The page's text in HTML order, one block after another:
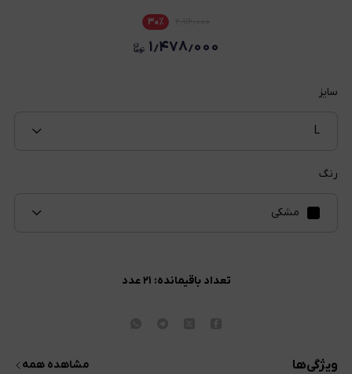
۳۰٪
۱٫۴۷۸٫۰۰۰
سایز
L
رنگ
مشکی
تعداد باقیمانده: ۲۱عدد
ویژگی‌ها مشاهده همه